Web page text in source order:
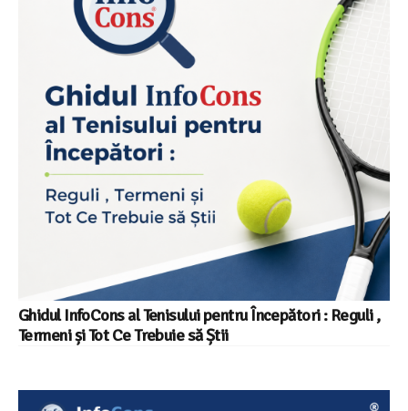
Ghidul InfoCons al Tenisului pentru Începători : Reguli ,
Termeni și Tot Ce Trebuie să Știi